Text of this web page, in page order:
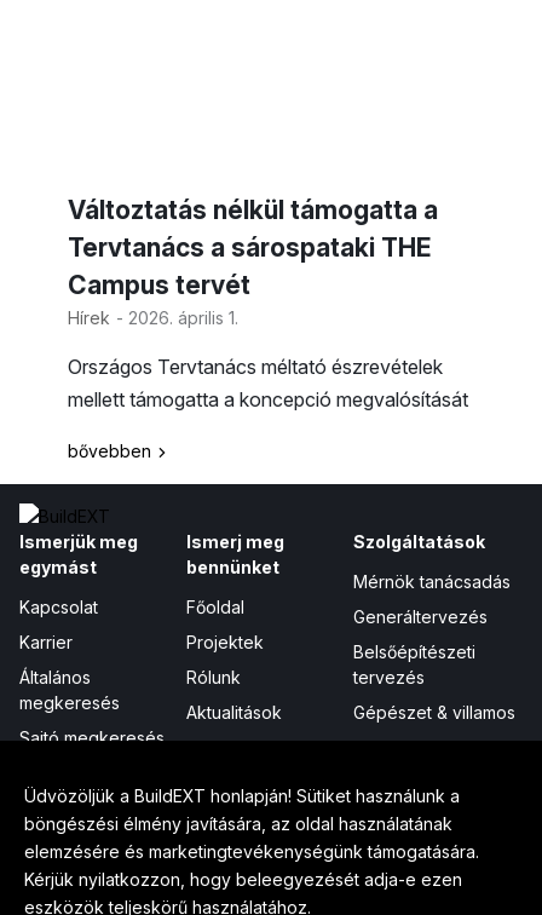
Változtatás nélkül támogatta a
Tervtanács a sárospataki THE
Campus tervét
Hírek - 2026. április 1.
Országos Tervtanács méltató észrevételek
mellett támogatta a koncepció megvalósítását
bővebben
Ismerjük meg
egymást
Kapcsolat
Karrier
Általános
megkeresés
Sajtó megkeresés
Ismerj meg
bennünket
Főoldal
Projektek
Rólunk
Aktualitások
Megjelenéseink
elismerések
Szolgáltatások
Mérnök tanácsadás
Generáltervezés
Belsőépítészeti
tervezés
Gépészet & villamos
Projektmenedzsment
Tudj meg többet
Munkamódszerünk
Hivatalos
Adatkezelés
Kövess minket
LinkedIn
Üdvözöljük a BuildEXT honlapján! Sütiket használunk a
böngészési élmény javítására, az oldal használatának
elemzésére és marketingtevékenységünk támogatására.
Kérjük nyilatkozzon, hogy beleegyezését adja-e ezen
eszközök teljeskörű használatához.